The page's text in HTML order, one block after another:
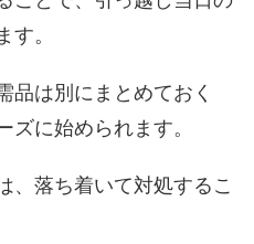
。
品は別にまとめておく
ズに始められます。
、落ち着いて対処するこ